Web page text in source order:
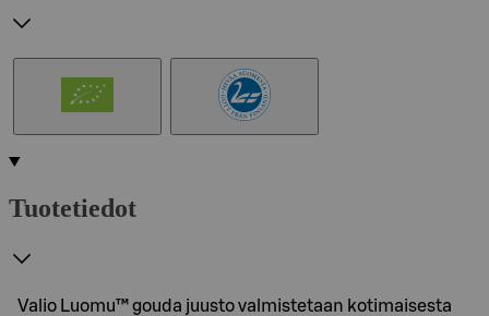
Tuotetiedot
Valio Luomu™ gouda juusto valmistetaan kotimaisesta